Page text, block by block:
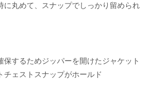
に丸めて、スナップでしっかり留められ
保するためジッパーを開けたジャケット
チェストスナップがホールド